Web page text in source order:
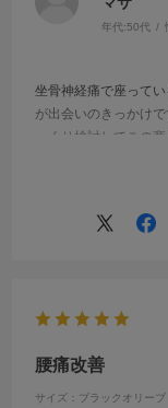
年代:50代
坐骨神経痛で座って
が出会いのきっかけ
っくり検討してこの
お尻にとても優しい
腰痛改善
サイズ：ブラックオリーブ